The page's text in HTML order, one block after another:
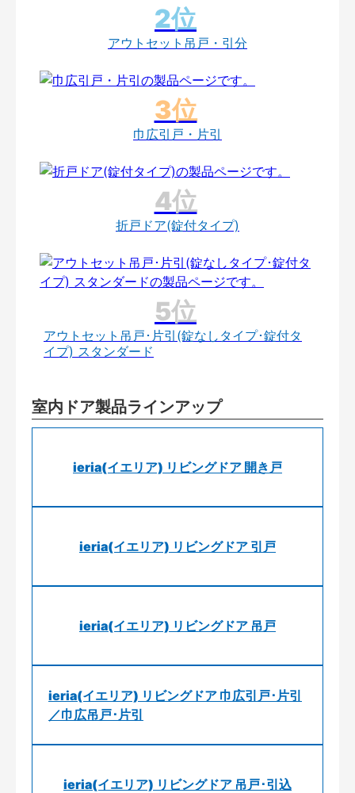
アウトセット吊戸・引分
巾広引戸・片引
折戸ドア(錠付タイプ)
アウトセット吊戸･片引(錠なしタイプ･錠付タ
イプ) スタンダード
室内ドア製品ラインアップ
ieria(イエリア) リビングドア 開き戸
ieria(イエリア) リビングドア 引戸
ieria(イエリア) リビングドア 吊戸
ieria(イエリア) リビングドア 巾広引戸･片引
／巾広吊戸･片引
ieria(イエリア) リビングドア 吊戸･引込